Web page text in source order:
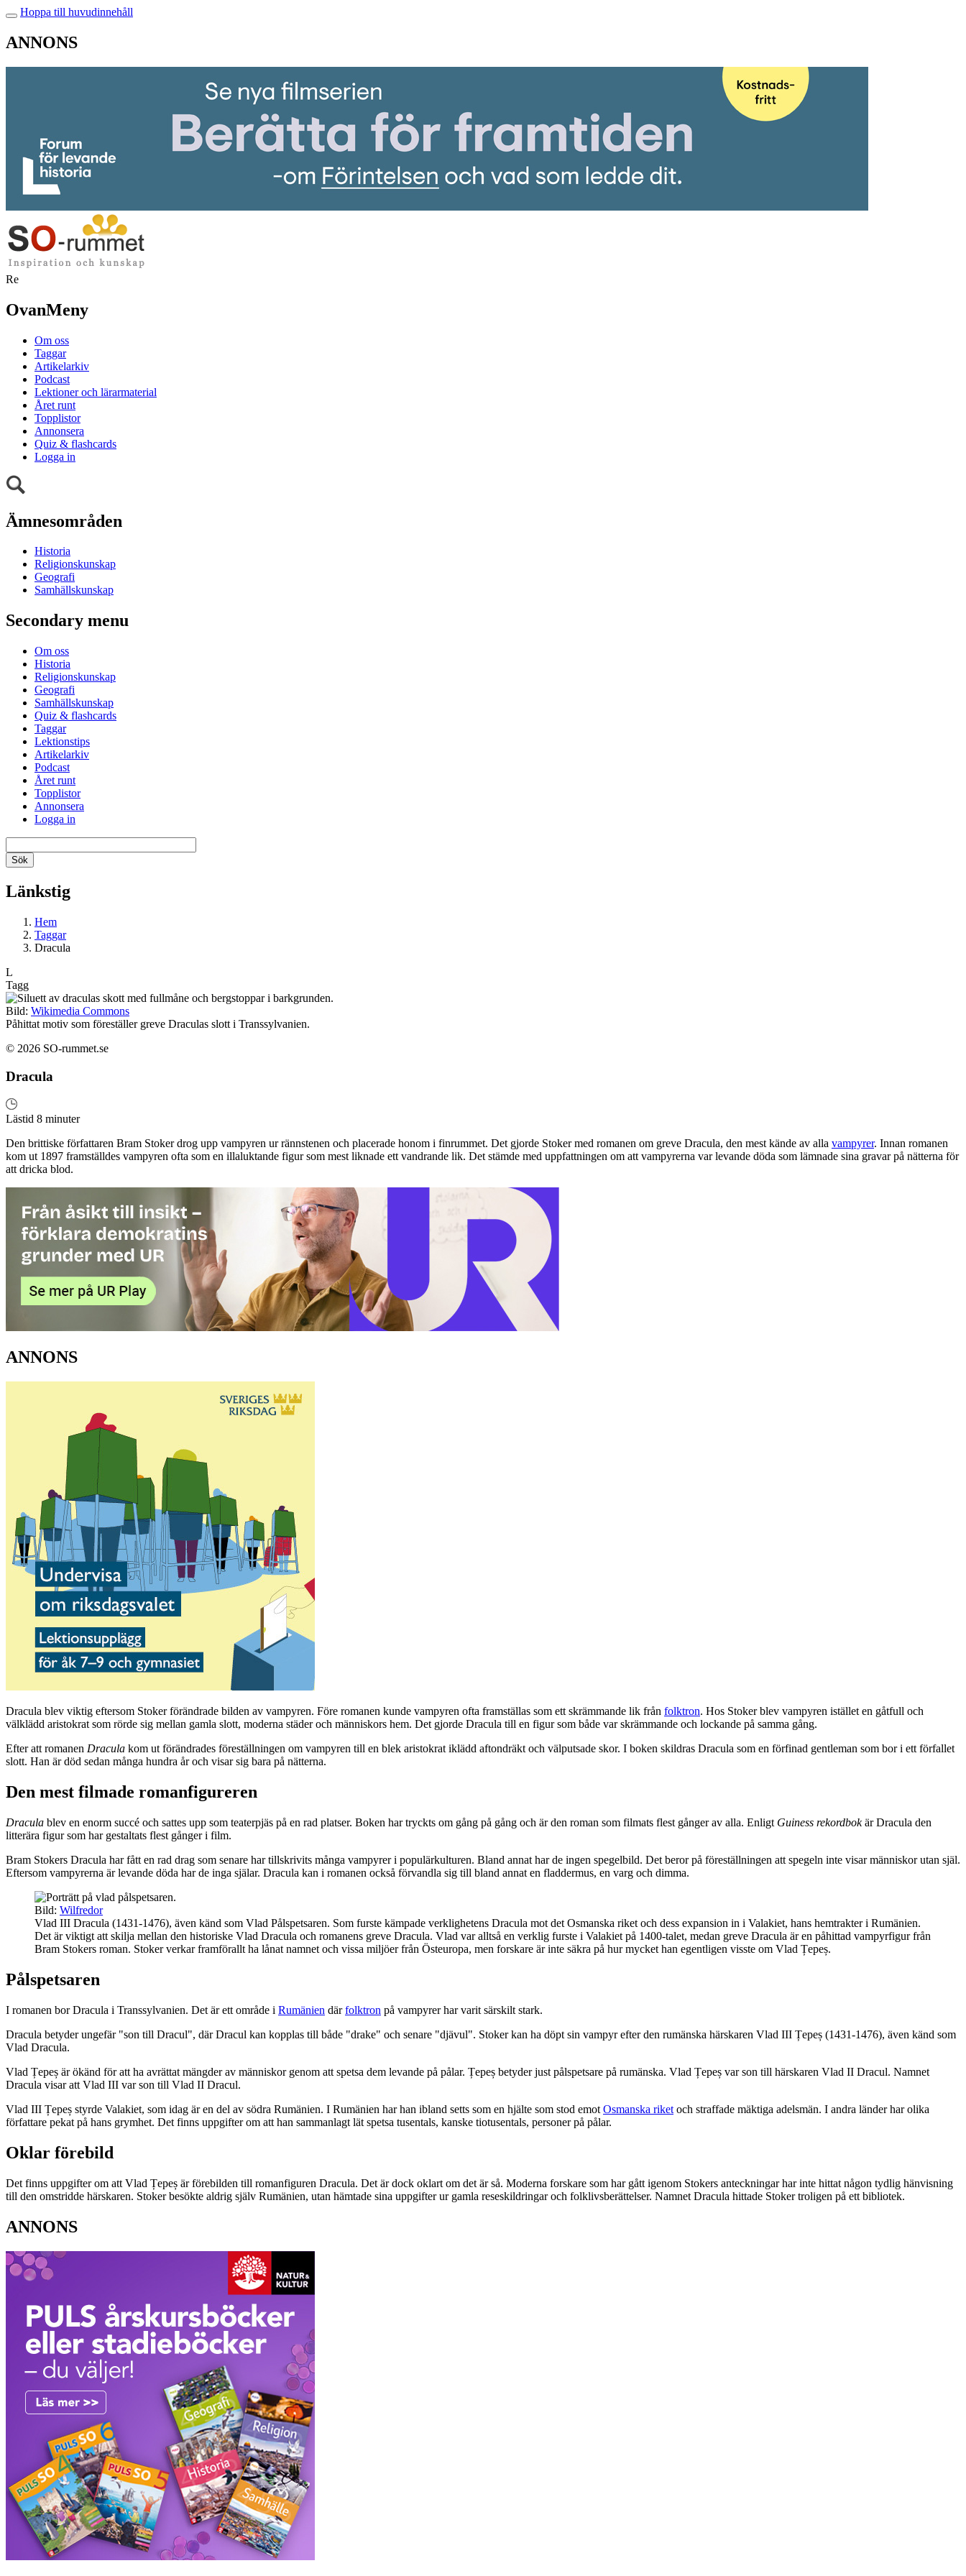
Hoppa till huvudinnehåll
ANNONS
Re
OvanMeny
Om oss
Taggar
Artikelarkiv
Podcast
Lektioner och lärarmaterial
Året runt
Topplistor
Annonsera
Quiz & flashcards
Logga in
Ämnesområden
Historia
Religionskunskap
Geografi
Samhällskunskap
Secondary menu
Om oss
Historia
Religionskunskap
Geografi
Samhällskunskap
Quiz & flashcards
Taggar
Lektionstips
Artikelarkiv
Podcast
Året runt
Topplistor
Annonsera
Logga in
Länkstig
Hem
Taggar
Dracula
L
Tagg
Bild: Wikimedia Commons
Påhittat motiv som föreställer greve Draculas slott i Transsylvanien.
© 2026 SO-rummet.se
Dracula
Lästid 8 minuter
Den brittiske författaren Bram Stoker drog upp vampyren ur rännstenen och placerade honom i finrummet. Det gjorde Stoker med romanen om greve Dracula, den mest kände av alla vampyrer. Innan romanen
kom ut 1897 framställdes vampyren ofta som en illaluktande figur som mest liknade ett vandrande lik. Det stämde med uppfattningen om att vampyrerna var levande döda som lämnade sina gravar på nätterna för
att dricka blod.
ANNONS
Dracula blev viktig eftersom Stoker förändrade bilden av vampyren. Före romanen kunde vampyren ofta framställas som ett skrämmande lik från folktron. Hos Stoker blev vampyren istället en gåtfull och
välklädd aristokrat som rörde sig mellan gamla slott, moderna städer och människors hem. Det gjorde Dracula till en figur som både var skrämmande och lockande på samma gång.
Efter att romanen Dracula kom ut förändrades föreställningen om vampyren till en blek aristokrat iklädd aftondräkt och välputsade skor. I boken skildras Dracula som en förfinad gentleman som bor i ett förfallet
slott. Han är död sedan många hundra år och visar sig bara på nätterna.
Den mest filmade romanfigureren
Dracula blev en enorm succé och sattes upp som teaterpjäs på en rad platser. Boken har tryckts om gång på gång och är den roman som filmats flest gånger av alla. Enligt Guiness rekordbokär Dracula den
litterära figur som har gestaltats flest gånger i film.
Bram Stokers Dracula har fått en rad drag som senare har tillskrivits många vampyrer i populärkulturen. Bland annat har de ingen spegelbild. Det beror på föreställningen att spegeln inte visar människor utan själ.
Eftersom vampyrerna är levande döda har de inga själar. Dracula kan i romanen också förvandla sig till bland annat en fladdermus, en varg och dimma.
Bild: Wilfredor
Vlad III Dracula (1431-1476), även känd som Vlad Pålspetsaren. Som furste kämpade verklighetens Dracula mot det Osmanska riket och dess expansion in i Valakiet, hans hemtrakter i Rumänien.
Det är viktigt att skilja mellan den historiske Vlad Dracula och romanens greve Dracula. Vlad var alltså en verklig furste i Valakiet på 1400-talet, medan greve Dracula är en påhittad vampyrfigur från
Bram Stokers roman. Stoker verkar framförallt ha lånat namnet och vissa miljöer från Östeuropa, men forskare är inte säkra på hur mycket han egentligen visste om Vlad Țepeș.
Pålspetsaren
I romanen bor Dracula i Transsylvanien. Det är ett område i Rumänien därfolktron på vampyrer har varit särskilt stark.
Dracula betyder ungefär "son till Dracul", där Dracul kan kopplas till både "drake" och senare "djävul". Stoker kan ha döpt sin vampyr efter den rumänska härskaren Vlad III Țepeș (1431-1476), även känd som
Vlad Dracula.
Vlad Țepeș är ökänd för att ha avrättat mängder av människor genom att spetsa dem levande på pålar. Țepeș betyder just pålspetsare på rumänska. Vlad Țepeș var son till härskaren Vlad II Dracul. Namnet
Dracula visar att Vlad III var son till Vlad II Dracul.
Vlad III Țepeș styrde Valakiet, som idag är en del av södra Rumänien. I Rumänien har han ibland setts som en hjälte som stod emot Osmanska riket och straffade mäktiga adelsmän. I andra länder har olika
författare pekat på hans grymhet. Det finns uppgifter om att han sammanlagt lät spetsa tusentals, kanske tiotusentals, personer på pålar.
Oklar förebild
Det finns uppgifter om att Vlad Țepeș är förebilden till romanfiguren Dracula. Det är dock oklart om det är så. Moderna forskare som har gått igenom Stokers anteckningar har inte hittat någon tydlig hänvisning
till den omstridde härskaren. Stoker besökte aldrig själv Rumänien, utan hämtade sina uppgifter ur gamla reseskildringar och folklivsberättelser. Namnet Dracula hittade Stoker troligen på ett bibliotek.
ANNONS